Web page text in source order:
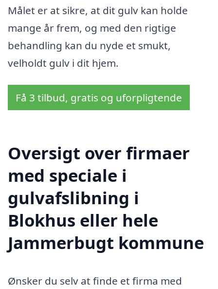
Målet er at sikre, at dit gulv kan holde
mange år frem, og med den rigtige
behandling kan du nyde et smukt,
velholdt gulv i dit hjem.
Få 3 tilbud, gratis og uforpligtende
Oversigt over firmaer
med speciale i
gulvafslibning i
Blokhus eller hele
Jammerbugt kommune
Ønsker du selv at finde et firma med